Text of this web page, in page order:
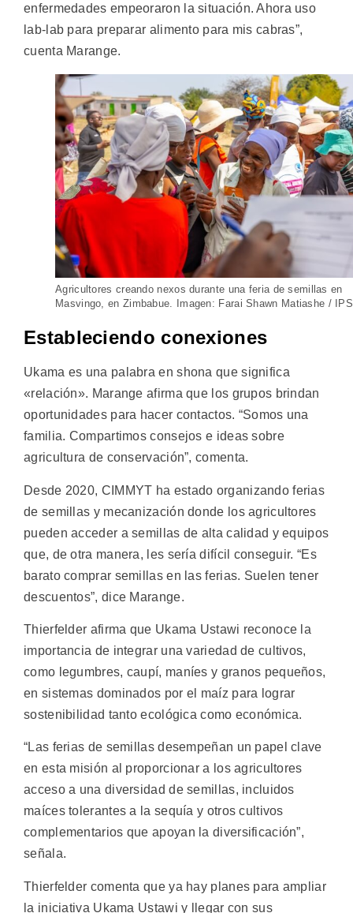
enfermedades empeoraron la situación. Ahora uso
lab-lab para preparar alimento para mis cabras”,
cuenta Marange.
Agricultores creando nexos durante una feria de semillas en
Masvingo, en Zimbabue. Imagen: Farai Shawn Matiashe / IPS
Estableciendo conexiones
Ukama es una palabra en shona que significa
«relación». Marange afirma que los grupos brindan
oportunidades para hacer contactos. “Somos una
familia. Compartimos consejos e ideas sobre
agricultura de conservación”, comenta.
Desde 2020, CIMMYT ha estado organizando ferias
de semillas y mecanización donde los agricultores
pueden acceder a semillas de alta calidad y equipos
que, de otra manera, les sería difícil conseguir. “Es
barato comprar semillas en las ferias. Suelen tener
descuentos”, dice Marange.
Thierfelder afirma que Ukama Ustawi reconoce la
importancia de integrar una variedad de cultivos,
como legumbres, caupí, maníes y granos pequeños,
en sistemas dominados por el maíz para lograr
sostenibilidad tanto ecológica como económica.
“Las ferias de semillas desempeñan un papel clave
en esta misión al proporcionar a los agricultores
acceso a una diversidad de semillas, incluidos
maíces tolerantes a la sequía y otros cultivos
complementarios que apoyan la diversificación”,
señala.
Thierfelder comenta que ya hay planes para ampliar
la iniciativa Ukama Ustawi y llegar con sus